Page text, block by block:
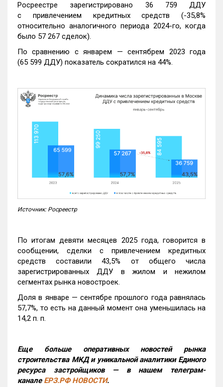
Росреестре зарегистрировано 36 759 ДДУ
с привлечением кредитных средств (-35,8%
относительно аналогичного периода 2024-го, когда
было 57 267 сделок).
По сравнению с январем — сентябрем 2023 года
(65 599 ДДУ) показатель сократился на 44%.
Источник: Росреестр
По итогам девяти месяцев 2025 года, говорится в
сообщении, сделки с привлечением кредитных
средств составили 43,5% от общего числа
зарегистрированных ДДУ в жилом и нежилом
сегментах рынка новостроек.
Доля в январе — сентябре прошлого года равнялась
57,7%, то есть на данный момент она уменьшилась на
14,2 п. п.
Еще больше оперативных новостей рынка
строительства МКД и уникальной аналитики Единого
ресурса застройщиков — в нашем телеграм-
канале ЕРЗ.РФ НОВОСТИ.